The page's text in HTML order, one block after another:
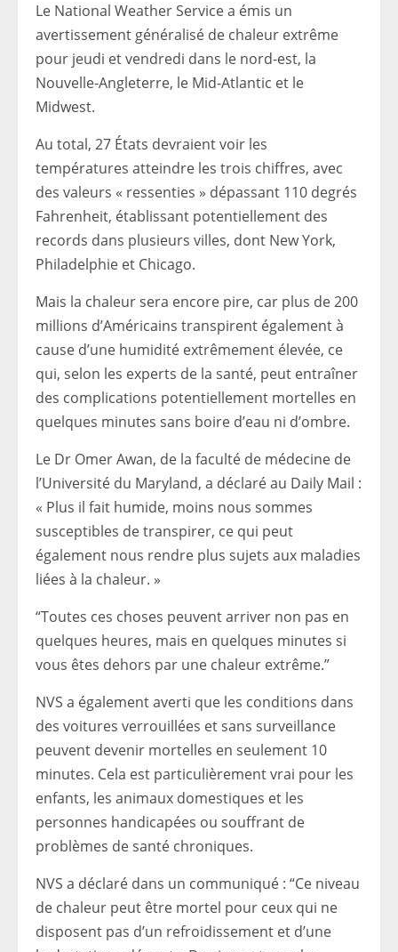
Le National Weather Service a émis un
avertissement généralisé de chaleur extrême
pour jeudi et vendredi dans le nord-est, la
Nouvelle-Angleterre, le Mid-Atlantic et le
Midwest.
Au total, 27 États devraient voir les
températures atteindre les trois chiffres, avec
des valeurs « ressenties » dépassant 110 degrés
Fahrenheit, établissant potentiellement des
records dans plusieurs villes, dont New York,
Philadelphie et Chicago.
Mais la chaleur sera encore pire, car plus de 200
millions d’Américains transpirent également à
cause d’une humidité extrêmement élevée, ce
qui, selon les experts de la santé, peut entraîner
des complications potentiellement mortelles en
quelques minutes sans boire d’eau ni d’ombre.
Le Dr Omer Awan, de la faculté de médecine de
l’Université du Maryland, a déclaré au Daily Mail :
« Plus il fait humide, moins nous sommes
susceptibles de transpirer, ce qui peut
également nous rendre plus sujets aux maladies
liées à la chaleur. »
“Toutes ces choses peuvent arriver non pas en
quelques heures, mais en quelques minutes si
vous êtes dehors par une chaleur extrême.”
NVS a également averti que les conditions dans
des voitures verrouillées et sans surveillance
peuvent devenir mortelles en seulement 10
minutes. Cela est particulièrement vrai pour les
enfants, les animaux domestiques et les
personnes handicapées ou souffrant de
problèmes de santé chroniques.
NVS a déclaré dans un communiqué : “Ce niveau
de chaleur peut être mortel pour ceux qui ne
disposent pas d’un refroidissement et d’une